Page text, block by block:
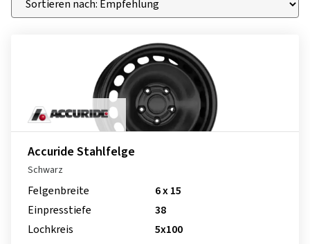
Accuride Stahlfelge
Schwarz
Felgenbreite
6 x 15
Einpresstiefe
38
Lochkreis
5x100